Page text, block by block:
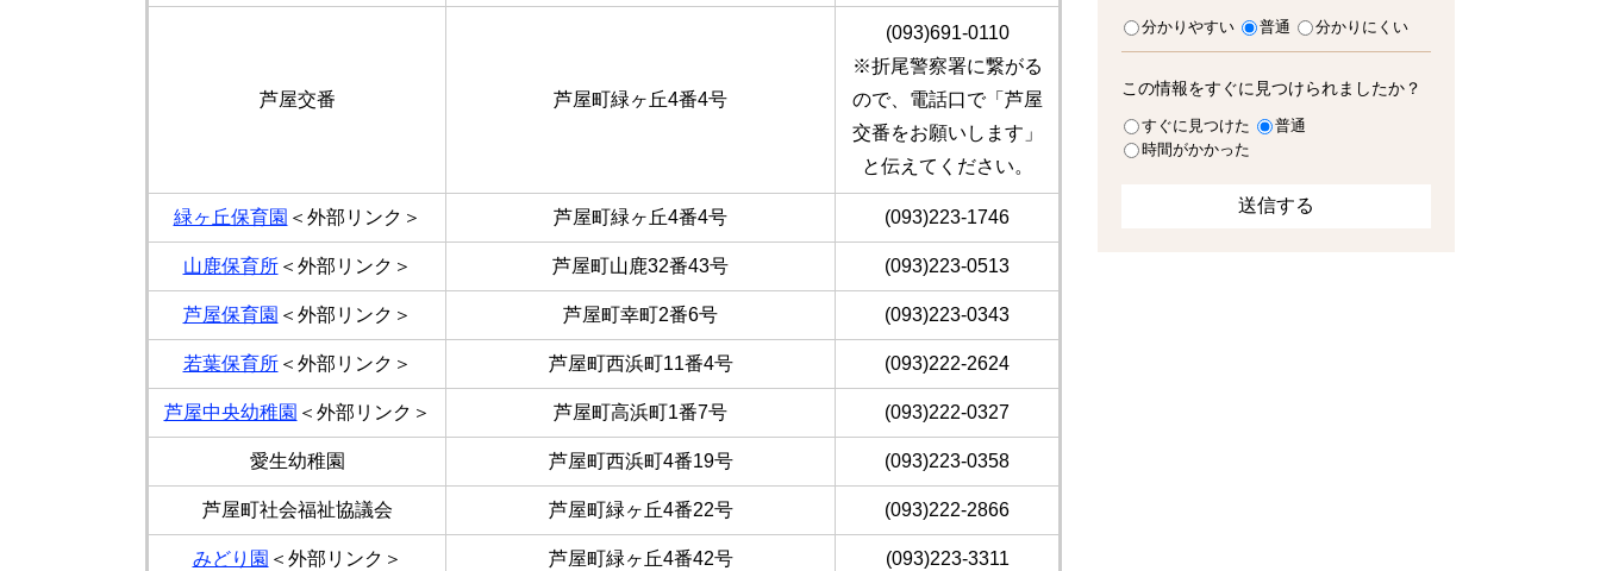
芦屋交番 芦屋町緑ヶ丘4番4号
(093)691-0110
※折尾警察署に繋がる
ので、電話口で「芦屋
交番をお願いします」
と伝えてください。
緑ヶ丘保育園 ＜外部リンク＞ 芦屋町緑ヶ丘4番4号 (093)223-1746
山鹿保育所＜外部リンク＞ 芦屋町山鹿32番43号 (093)223-0513
芦屋保育園 ＜外部リンク＞ 芦屋町幸町2番6号 (093)223-0343
若葉保育所＜外部リンク＞ 芦屋町西浜町11番4号 (093)222-2624
芦屋中央幼稚園 ＜外部リンク＞ 芦屋町高浜町1番7号 (093)222-0327
愛生幼稚園 芦屋町西浜町4番19号 (093)223-0358
芦屋町社会福祉協議会 芦屋町緑ヶ丘4番22号 (093)222-2866
みどり園 ＜外部リンク＞ 芦屋町緑ヶ丘4番42号 (093)223-3311
分かりやすい 普通 分かりにくい
この情報をすぐに見つけられましたか？
すぐに見つけた
普通
時間がかかった